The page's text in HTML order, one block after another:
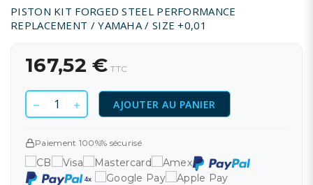
PISTON KIT FORGED STEEL PERFORMANCE
REPLACEMENT / YAMAHA / SIZE +0,01
167,52 € TTC
AJOUTER AU PANIER
Paiement 100%% sécurisé